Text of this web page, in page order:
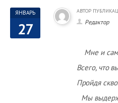
ЯНВАРЬ
27
АВТОР
Редактор
Мне и
Всего, что
Пройдя
Мы